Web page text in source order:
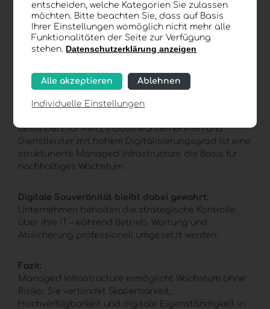
Hochverfügbare Cloud-Architektur mit Mehrfach-
Redundanz
Integrierte Sicherheits- und Backup-Strategien
Betrieb durch zertifizierte IT-Experten in
Österreich
Besonders für KMU, Industrieunternehmen und
Dienstleister mit hohem Digitalisierungsgrad ist eine
strukturierte Managed Infrastructure die Basis für
nachhaltiges Wachstum.
Digitale Souveränität bleibt dabei gewahrt:
Unternehmen behalten die strategische Kontrolle
über ihre IT – während Betrieb, Wartung und
Absicherung professionell umgesetzt werden.
Fazit:
Managed Infrastructure ermöglicht Wachstum ohne
Risiko. Sie verbindet Skalierbarkeit,
Hochverfügbarkeit und digitale Eigenständigkeit in
entscheiden, welche Kategorien Sie zulassen
möchten. Bitte beachten Sie, dass auf Basis
Ihrer Einstellungen womöglich nicht mehr alle
Funktionalitäten der Seite zur Verfügung
stehen. Datenschutzerklärung anzeigen
Alle akzeptieren Ablehnen
Individuelle Einstellungen